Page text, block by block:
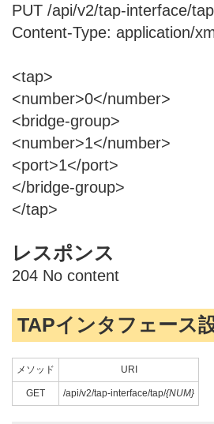
PUT /api/v2/tap-interface/
Content-Type: application/
<tap>
<number>0</number>
<bridge-group>
<number>1</number>
<port>1</port>
</bridge-group>
</tap>
レスポンス
204 No content
TAPインタフェース
メソッド URI
GET /api/v2/tap-interface/tap/{NUM}